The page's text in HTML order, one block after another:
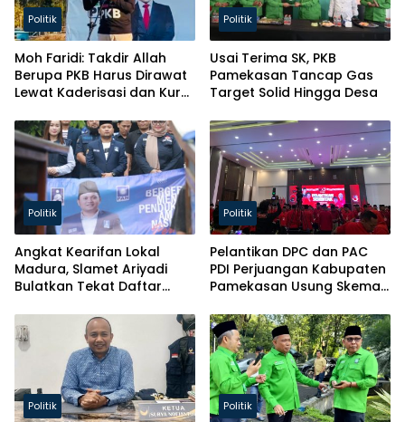
Politik
Moh Faridi: Takdir Allah
Berupa PKB Harus Dirawat
Lewat Kaderisasi dan Kursi
Politik
Usai Terima SK, PKB
Pamekasan Tancap Gas
Target Solid Hingga Desa
Politik
Angkat Kearifan Lokal
Madura, Slamet Ariyadi
Bulatkan Tekat Daftar
Politik
Pelantikan DPC dan PAC
PDI Perjuangan Kabupaten
Pamekasan Usung Skema
Politik Politik